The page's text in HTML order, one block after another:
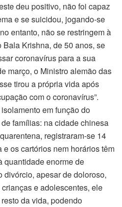
deu positivo, não foi capaz
e se suicidou, jogando-se
entanto, não se restringem à
Krishna, de 50 anos, se
coronavírus para a sua
março, o Ministro alemão das
tirou a própria vida após
com o coronavírus”.
em função do
famílias: na cidade chinesa
registraram-se 14
os cartórios nem horários têm
quantidade enorme de
divórcio, apesar de doloroso,
e adolescentes, ele
da vida, podendo